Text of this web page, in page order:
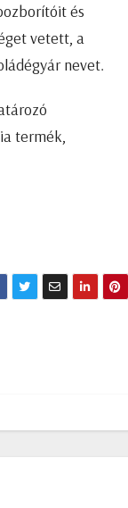
és
vetett, a
nevet.
termék,